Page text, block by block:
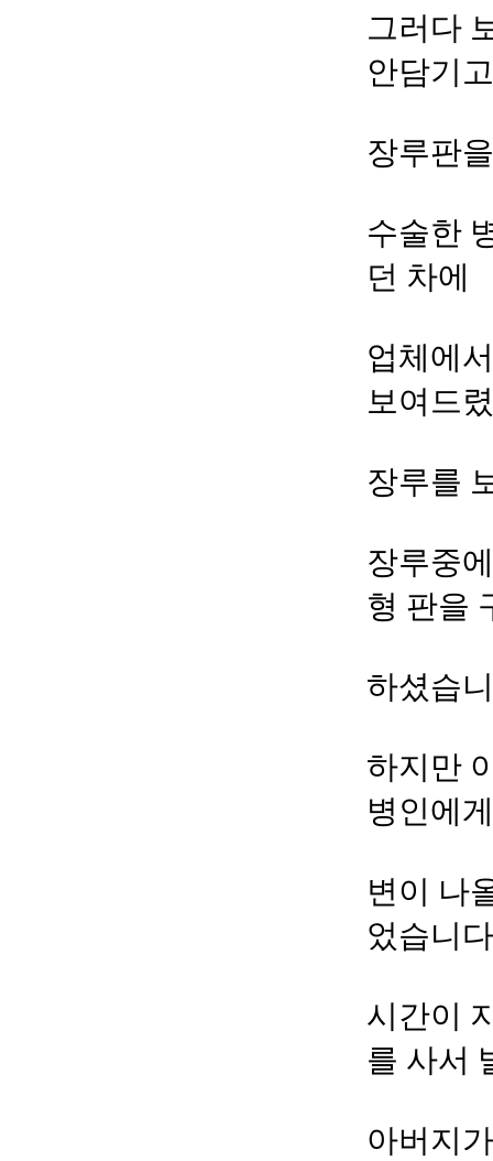
그러다
안담기
장루판
수술한
던 차에
업체에
보여드
장루를
장루중
형 판을
하셨습
하지만
병인에
변이 나
었습니
시간이
를 사서
아버지